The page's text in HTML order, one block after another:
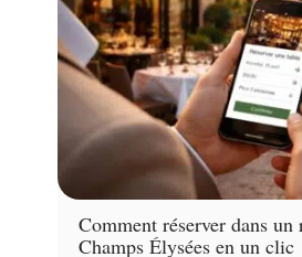
Comment réserver dans un
Champs Élysées en un clic